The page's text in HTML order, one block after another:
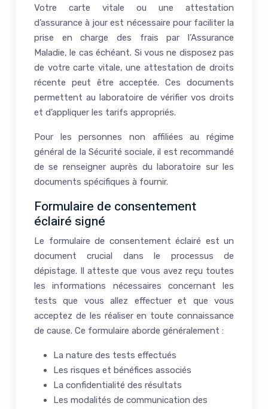
Votre carte vitale ou une attestation
d’assurance à jour est nécessaire pour faciliter la
prise en charge des frais par l’Assurance
Maladie, le cas échéant. Si vous ne disposez pas
de votre carte vitale, une attestation de droits
récente peut être acceptée. Ces documents
permettent au laboratoire de vérifier vos droits
et d’appliquer les tarifs appropriés.
Pour les personnes non affiliées au régime
général de la Sécurité sociale, il est recommandé
de se renseigner auprès du laboratoire sur les
documents spécifiques à fournir.
Formulaire de consentement
éclairé signé
Le formulaire de consentement éclairé est un
document crucial dans le processus de
dépistage. Il atteste que vous avez reçu toutes
les informations nécessaires concernant les
tests que vous allez effectuer et que vous
acceptez de les réaliser en toute connaissance
de cause. Ce formulaire aborde généralement :
La nature des tests effectués
Les risques et bénéfices associés
La confidentialité des résultats
Les modalités de communication des